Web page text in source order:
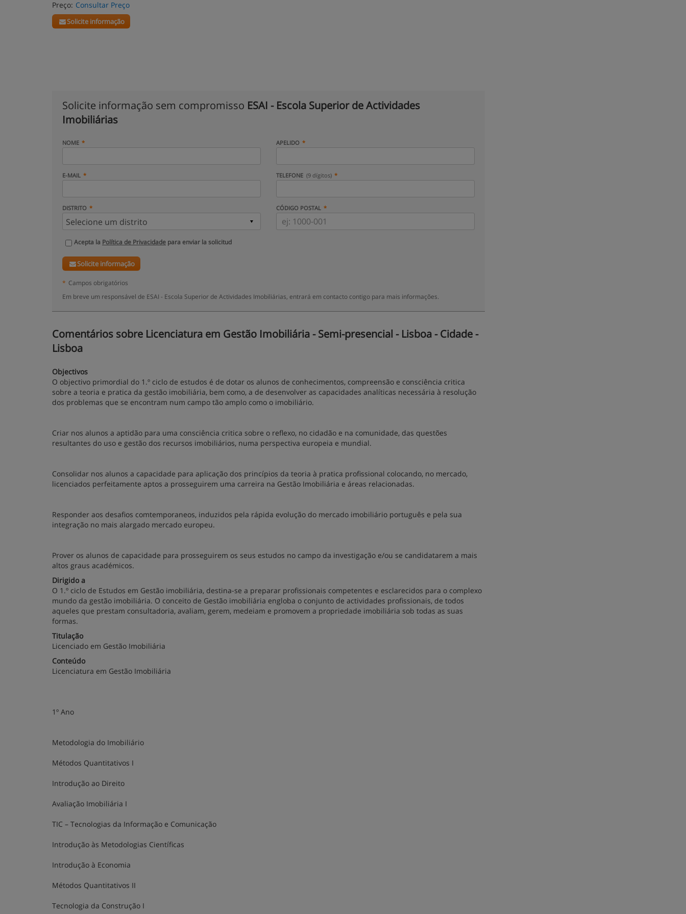
Preço: Consultar Preço
Solicite informação
Solicite informação sem compromisso ESAI - Escola Superior de Actividades
Imobiliárias
NOME APELIDO
E-MAIL TELEFONE (9 dígitos)
DISTRITO CÓDIGO POSTAL
Acepta la Política de Privacidade para enviar la solicitud
Solicite informação
* Campos obrigatórios
Em breve um responsável de ESAI - Escola Superior de Actividades Imobiliárias, entrará em contacto contigo para mais informações.
Comentários sobre Licenciatura em Gestão Imobiliária - Semi-presencial - Lisboa - Cidade -
Lisboa
Objectivos
O objectivo primordial do 1.º ciclo de estudos é de dotar os alunos de conhecimentos, compreensão e consciência critica
sobre a teoria e pratica da gestão imobiliária, bem como, a de desenvolver as capacidades analíticas necessária à resolução
dos problemas que se encontram num campo tão amplo como o imobiliário.
Criar nos alunos a aptidão para uma consciência critica sobre o reflexo, no cidadão e na comunidade, das questões
resultantes do uso e gestão dos recursos imobiliários, numa perspectiva europeia e mundial.
Consolidar nos alunos a capacidade para aplicação dos princípios da teoria à pratica profissional colocando, no mercado,
licenciados perfeitamente aptos a prosseguirem uma carreira na Gestão Imobiliária e áreas relacionadas.
Responder aos desafios comtemporaneos, induzidos pela rápida evolução do mercado imobiliário português e pela sua
integração no mais alargado mercado europeu.
Prover os alunos de capacidade para prosseguirem os seus estudos no campo da investigação e/ou se candidatarem a mais
altos graus académicos.
Dirigido a
O 1.º ciclo de Estudos em Gestão imobiliária, destina-se a preparar profissionais competentes e esclarecidos para o complexo
mundo da gestão imobiliária. O conceito de Gestão imobiliária engloba o conjunto de actividades profissionais, de todos
aqueles que prestam consultadoria, avaliam, gerem, medeiam e promovem a propriedade imobiliária sob todas as suas
formas.
Titulação
Licenciado em Gestão Imobiliária
Conteúdo
Licenciatura em Gestão Imobiliária
1º Ano
Metodologia do Imobiliário
Métodos Quantitativos I
Introdução ao Direito
Avaliação Imobiliária I
TIC – Tecnologias da Informação e Comunicação
Introdução às Metodologias Científicas
Introdução à Economia
Métodos Quantitativos II
Tecnologia da Construção I